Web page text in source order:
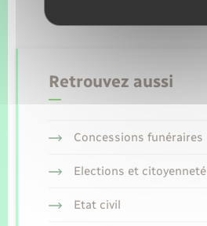
Retrouvez aussi
Concessions funéraires
Elections et citoyenneté
Etat civil